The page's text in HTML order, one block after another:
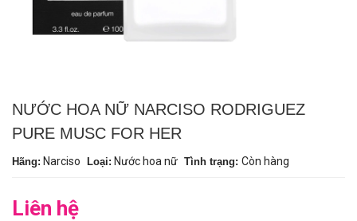
NƯỚC HOA NỮ NARCISO RODRIGUEZ
PURE MUSC FOR HER
Hãng: Narciso Loại: Nước hoa nữ Tình trạng: Còn hàng
Liên hệ